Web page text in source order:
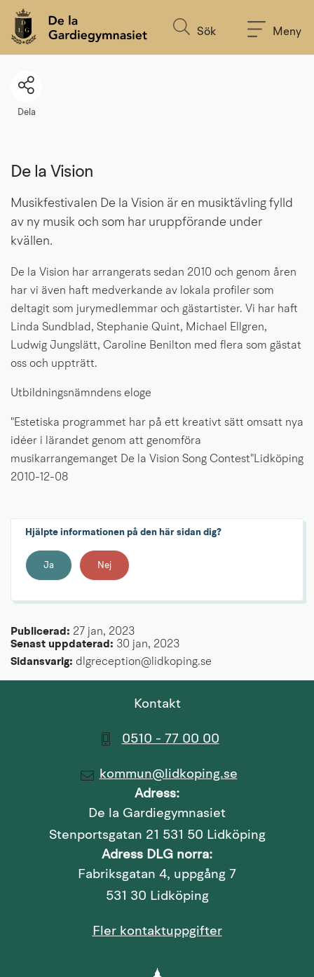
Sök Meny
Dela
De la Vision
Musikfestivalen De la Vision är en musiktävling fylld
av ny musik och som har uruppförande under
kvällen.
De la Vision har arrangerats sedan 2010 och genom åren
har vi även haft medverkande av lokala profiler som
deltagit som jurymedlemmar och gästartister. Vi har haft
Linda Sundblad, Stephanie Quint, Michael Ellgren,
Ludwig Jungslätt, Caroline Benilton med flera som gästat
oss och uppträtt.
Utbildningsnämndens eloge
"Estetiska programmet har på ett kreativt sätt omsatt nya
idéer i lärandet genom att genomföra
musikarrangemanget De la Vision Song Contest"Lidköping
2010-12-08
Hjälpte informationen på den här sidan dig?
Ja Nej
Publicerad: 27 jan, 2023
Senast uppdaterad: 30 jan, 2023
Sidansvarig: dlgreception@lidkoping.se
Kontakt
0510 - 77 00 00
kommun@lidkoping.se
Adress:
De la Gardiegymnasiet
Stenportsgatan 21 531 50 Lidköping
Adress DLG norra:
Fabriksgatan 4, uppgång 7
531 30 Lidköping
Fler kontaktuppgifter